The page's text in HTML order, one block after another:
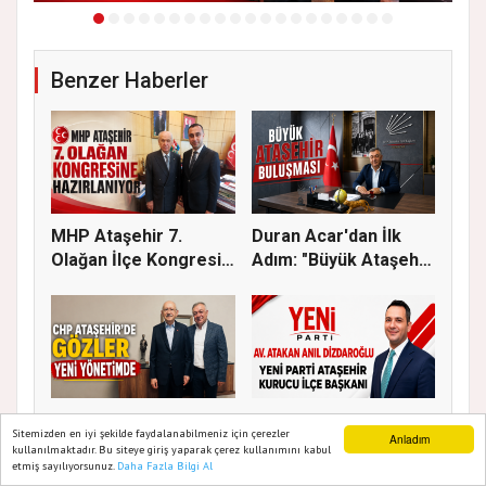
Anladım
Sitemizden en iyi şekilde faydalanabilmeniz için çerezler
kullanılmaktadır. Bu siteye giriş yaparak çerez kullanımını kabul
etmiş sayılıyorsunuz. Daha Fazla Bilgi Al
Benzer Haberler
MHP Ataşehir 7.
Olağan İlçe Kongresi
Duran Acar'dan İlk
Adım: "Büyük Ataşehir
CHP Ataşehir'de Yeni
Dönem: İlçe
Başkanlığına...
Yeni Parti Ataşehir'de
Kurucu Kadro Belli
Ana Sayfa Web TV